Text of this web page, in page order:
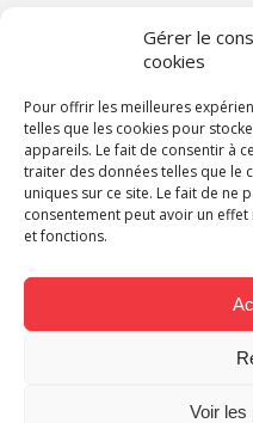
Gérer le
cookies
Pour offrir les meilleures
telles que les cookies pour
appareils. Le fait de consentir à
traiter des données telles que le
uniques sur ce site. Le fait de ne
consentement peut avoir un
et fonctions.
Voir les